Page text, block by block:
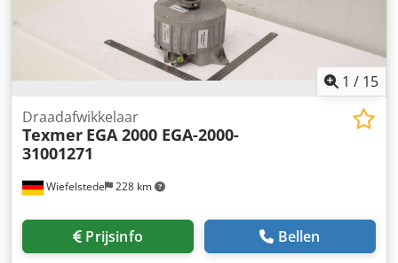
1 / 15
Wiefelstede 228 km
Draadafwikkelaar
Texmer EGA 2000 EGA-2000-
31001271
Prijsinfo Bellen